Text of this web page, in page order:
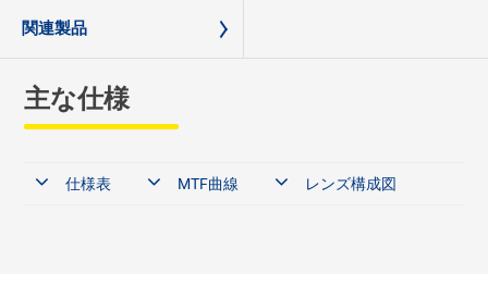
関連製品
主な仕様
仕様表 MTF曲線 レンズ構成図